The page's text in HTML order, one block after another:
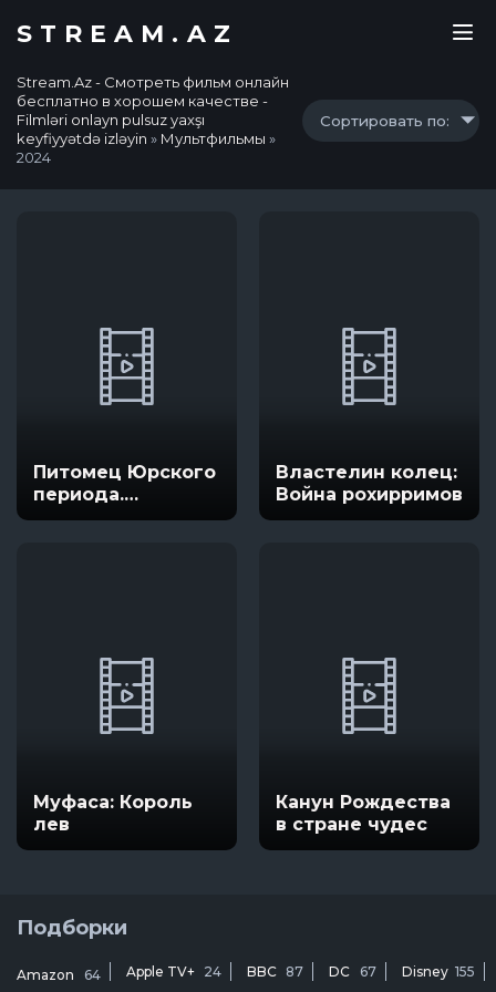
STREAM.AZ
Stream.Az - Смотреть фильм онлайн
бесплатно в хорошем качестве -
Filmləri onlayn pulsuz yaxşı
keyfiyyətdə izləyin » Мультфильмы »
2024
Сортировать по:
Питомец Юрского
периода.
Возвращение
Властелин колец:
Война рохирримов
Муфаса: Король
лев
Канун Рождества
в стране чудес
Подборки
Amazon 64 Apple TV+ 24 BBC 87 DC 67 Disney 155